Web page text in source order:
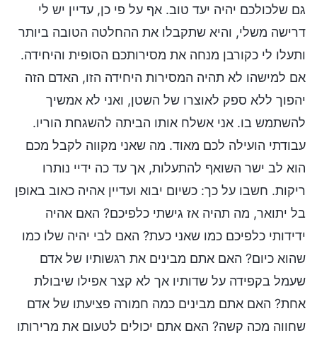
גם שלכולכם יהיה יעד טוב. אף על פי כן, עדיין יש לי
דרישה משלי, והיא שתקבלו את ההחלטה הטובה ביותר
ותעלו לי כקורבן מנחה את מסירותכם הסופית והיחידה.
אם למישהו לא תהיה המסירות היחידה הזו, האדם הזה
יהפוך ללא ספק לאוצרו של השטן, ואני לא אמשיך
להשתמש בו. אני אשלח אותו הביתה להשגחת הוריו.
עבודתי הועילה לכם מאוד. מה שאני מקווה לקבל מכם
הוא לב ישר השואף להתעלות, אך עד כה ידיי נותרו
ריקות. חשבו על כך: כשיום יבוא ועדיין אהיה כאוב באופן
בל יתואר, מה תהיה אז גישתי כלפיכם? האם אהיה
ידידותי כלפיכם כמו שאני כעת? האם לבי יהיה שלו כמו
שהוא כיום? האם אתם מבינים את רגשותיו של אדם
שעמל בקפידה על שדותיו אך לא קצר אפילו שיבולת
אחת? האם אתם מבינים כמה חמורה פציעתו של אדם
שחווה מכה קשה? האם אתם יכולים לטעום את מרירותו